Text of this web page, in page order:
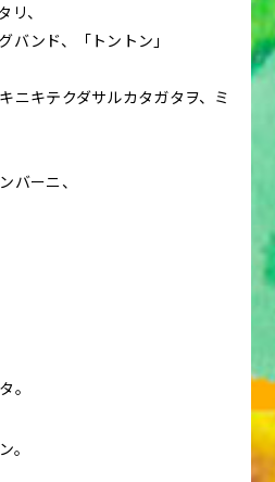
、
バンド、「トントン」
キテクダサルカタガタヲ、ミ
バーニ、
。
。